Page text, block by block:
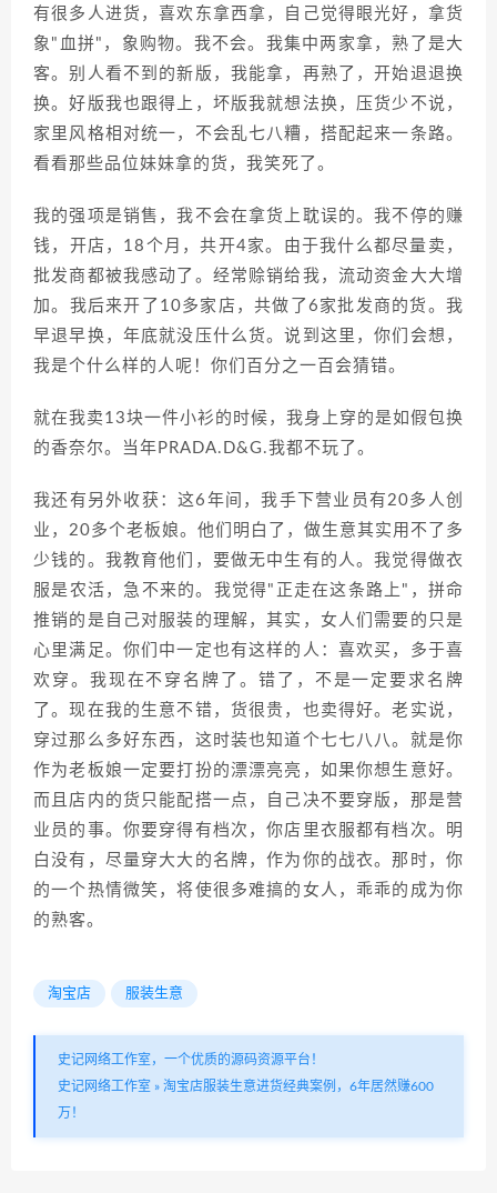
有很多人进货，喜欢东拿西拿，自己觉得眼光好，拿货
象"血拼"，象购物。我不会。我集中两家拿，熟了是大
客。别人看不到的新版，我能拿，再熟了，开始退退换
换。好版我也跟得上，坏版我就想法换，压货少不说，
家里风格相对统一，不会乱七八糟，搭配起来一条路。
看看那些品位妹妹拿的货，我笑死了。
我的强项是销售，我不会在拿货上耽误的。我不停的赚
钱，开店，18个月，共开4家。由于我什么都尽量卖，
批发商都被我感动了。经常赊销给我，流动资金大大增
加。我后来开了10多家店，共做了6家批发商的货。我
早退早换，年底就没压什么货。说到这里，你们会想，
我是个什么样的人呢！你们百分之一百会猜错。
就在我卖13块一件小衫的时候，我身上穿的是如假包换
的香奈尔。当年PRADA.D&G.我都不玩了。
我还有另外收获：这6年间，我手下营业员有20多人创
业，20多个老板娘。他们明白了，做生意其实用不了多
少钱的。我教育他们，要做无中生有的人。我觉得做衣
服是农活，急不来的。我觉得"正走在这条路上"，拼命
推销的是自己对服装的理解，其实，女人们需要的只是
心里满足。你们中一定也有这样的人：喜欢买，多于喜
欢穿。我现在不穿名牌了。错了，不是一定要求名牌
了。现在我的生意不错，货很贵，也卖得好。老实说，
穿过那么多好东西，这时装也知道个七七八八。就是你
作为老板娘一定要打扮的漂漂亮亮，如果你想生意好。
而且店内的货只能配搭一点，自己决不要穿版，那是营
业员的事。你要穿得有档次，你店里衣服都有档次。明
白没有，尽量穿大大的名牌，作为你的战衣。那时，你
的一个热情微笑，将使很多难搞的女人，乖乖的成为你
的熟客。
淘宝店 服装生意
史记网络工作室，一个优质的源码资源平台！
史记网络工作室 » 淘宝店服装生意进货经典案例，6年居然赚600
万！